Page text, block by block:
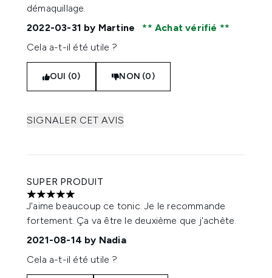
démaquillage.
2022-03-31 by Martine
Achat vérifié
Cela a-t-il été utile ?
OUI (0) NON (0)
SIGNALER CET AVIS
SUPER PRODUIT
5 étoiles sur un maximum de 5
J'aime beaucoup ce tonic. Je le recommande
fortement. Ça va être le deuxième que j'achète.
2021-08-14 by Nadia
Cela a-t-il été utile ?